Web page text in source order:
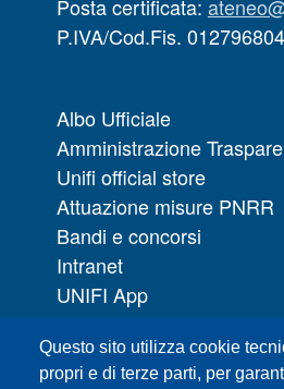
Questo sito utilizza cookie
propri e di terze parti, per
Posta certificata:
P.IVA/Cod.Fis.
Albo Ufficiale
Amministrazione
Unifi official store
Attuazione misure PNRR
Bandi e concorsi
Intranet
UNIFI App
URP | Ufficio Relazioni